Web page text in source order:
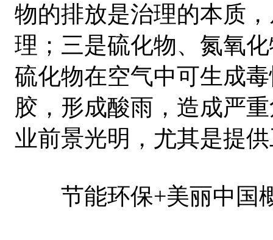
物的排放是治理的本质
理；三是硫化物、氮氧
硫化物在空气中可生成
胶，形成酸雨，造成严
业前景光明，尤其是提
节能环保+美丽中国